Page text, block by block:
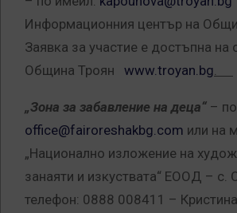
Информационния център на
Заявка за участие е достъпна на
Община Троян www.troyan.bg
„Зона за забавление на деца“ –
office@fairoreshakbg.com или на
„Национално изложение на
занаяти и изкуствата“ ЕООД – с.
телефон: 0888 008411 –